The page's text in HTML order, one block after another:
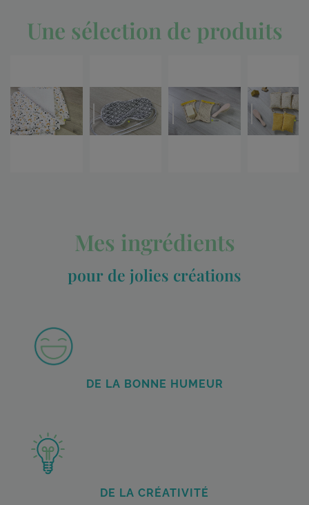
Une sélection de produits
Mes ingrédients
pour de jolies créations
DE LA BONNE HUMEUR
DE LA CRÉATIVITÉ